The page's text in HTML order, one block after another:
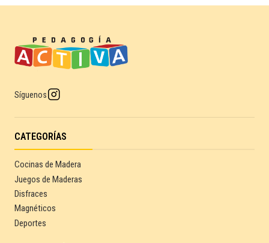
Síguenos
CATEGORÍAS
Cocinas de Madera
Juegos de Maderas
Disfraces
Magnéticos
Deportes